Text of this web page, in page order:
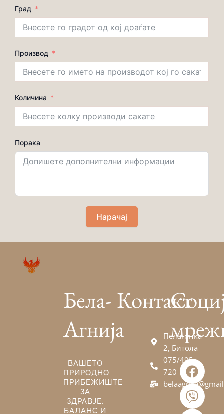
Град
Производ
Количина
Порака
Нарачај
Бела-
Агнија
ВАШЕТО
ПРИРОДНО
ПРИБЕЖИШТЕ
ЗА
ЗДРАВЈЕ,
БАЛАНС И
Контакт
Пелагонка
2, Битола
075/495-
720
F
a
c
e
V
i
b
e
E
n
v
e